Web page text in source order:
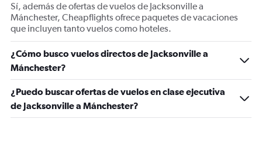
Sí, además de ofertas de vuelos de Jacksonville a
Mánchester, Cheapflights ofrece paquetes de vacaciones
que incluyen tanto vuelos como hoteles.
¿Cómo busco vuelos directos de Jacksonville a
Mánchester?
¿Puedo buscar ofertas de vuelos en clase ejecutiva
de Jacksonville a Mánchester?